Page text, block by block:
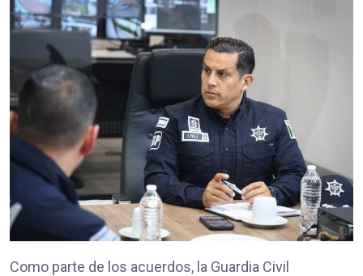
Como parte de los acuerdos, la Guardia Civil